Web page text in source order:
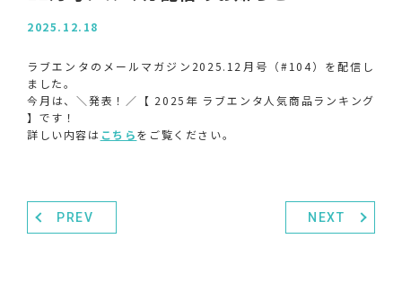
2025.12.18
ラブエンタのメールマガジン2025.12月号（#104）を配信し
ました。
今月は、＼発表！／【 2025年 ラブエンタ人気商品ランキング
】です！
詳しい内容は こちらをご覧ください。
PREV NEXT